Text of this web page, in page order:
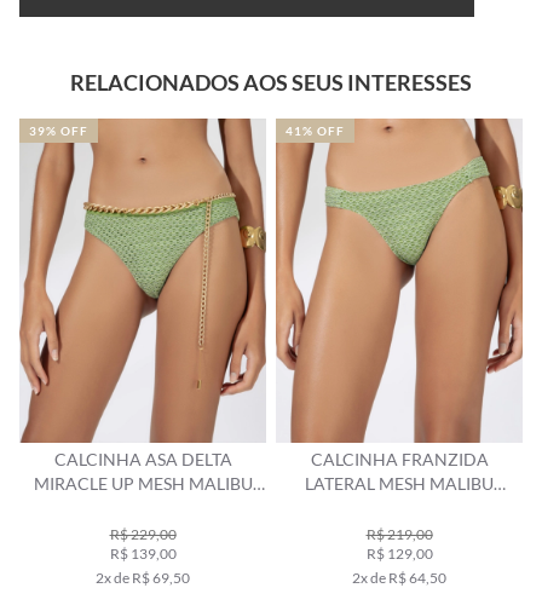
RELACIONADOS AOS SEUS INTERESSES
CALCINHA ASA DELTA
MIRACLE UP MESH MALIBU
R$ 229,00
R$ 139,00
2x de R$ 69,50
39% OFF
CALCINHA FRANZIDA
LATERAL MESH MALIBU
R$ 219,00
R$ 129,00
2x de R$ 64,50
41% OFF